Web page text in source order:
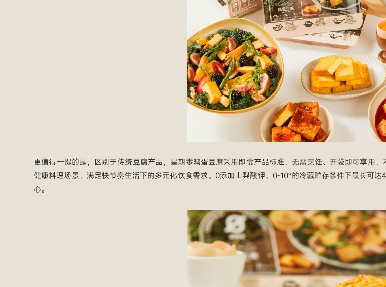
更值得一提的是，区别于传统豆腐产品，星期零鸡蛋豆腐采用即食产品标准，无需烹饪、开袋即可享用
健康料理场景，满足快节奏生活下的多元化饮食需求。0添加山梨酸钾、0-10°的冷藏贮存条件下最长可
心。